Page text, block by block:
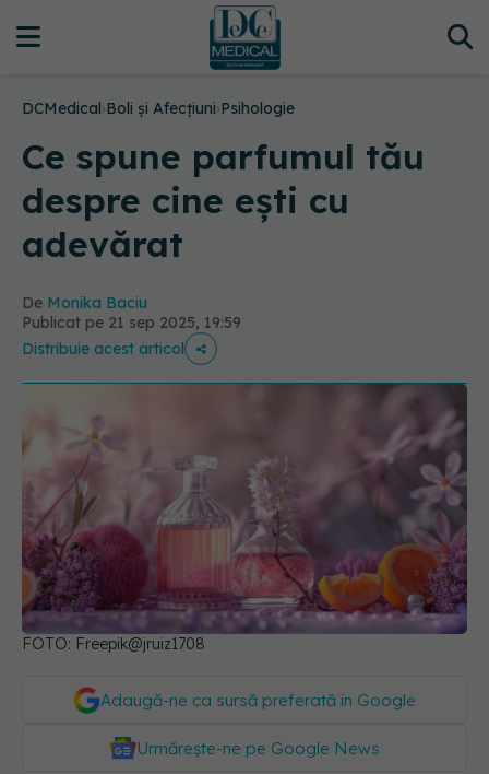
DCMedical›Boli și Afecțiuni›Psihologie
Ce spune parfumul tău
despre cine ești cu
adevărat
De Monika Baciu
Publicat pe 21 sep 2025, 19:59
Distribuie acest articol
FOTO: Freepik@jruiz1708
Adaugă-ne ca sursă preferată în Google
Urmărește-ne pe Google News